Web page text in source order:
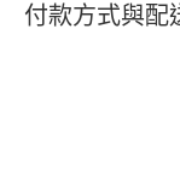
付款方式與配